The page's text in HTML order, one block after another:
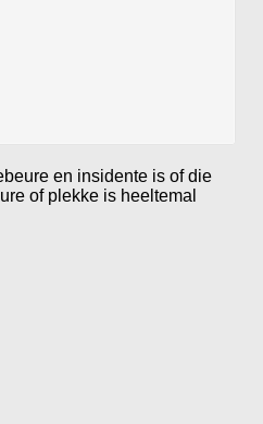
en insidente is of die
of plekke is heeltemal